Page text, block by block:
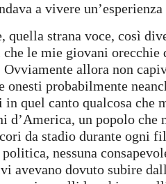
a vivere
quella strana voce, così
le mie giovani orecchie
Ovviamente allora non
onesti probabilmente
quel canto qualcosa che
d’America, un popolo che
da stadio durante ogni
politica, nessuna
avevano dovuto subire